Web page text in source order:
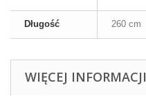
Długość 260 cm
WIĘCEJ INFORMACJI